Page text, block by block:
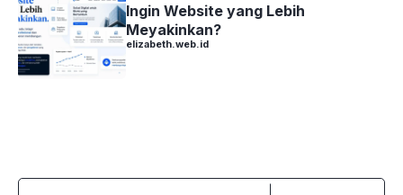
Ingin Website yang Lebih
Meyakinkan?
elizabeth.web.id